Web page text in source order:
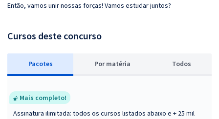
Então, vamos unir nossas forças! Vamos estudar juntos?
Cursos deste concurso
Pacotes Por matéria Todos
Mais completo!
Assinatura ilimitada: todos os cursos listados abaixo e + 25 mil